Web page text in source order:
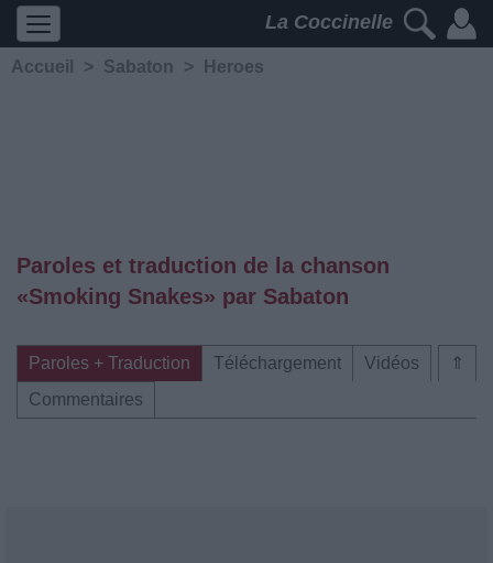
La Coccinelle
Accueil > Sabaton > Heroes
Paroles et traduction de la chanson
«Smoking Snakes» par Sabaton
⇑
Paroles + Traduction Téléchargement
Vidéos
Commentaires